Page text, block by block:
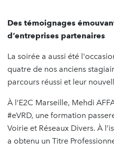
Des témoignages
d’entreprises partenaires
La soirée a aussi été
quatre de nos anciens
parcours réussi et leur
À l’E2C Marseille, Mehdi
#eVRD, une formation
Voirie et Réseaux Divers. À
a obtenu un Titre